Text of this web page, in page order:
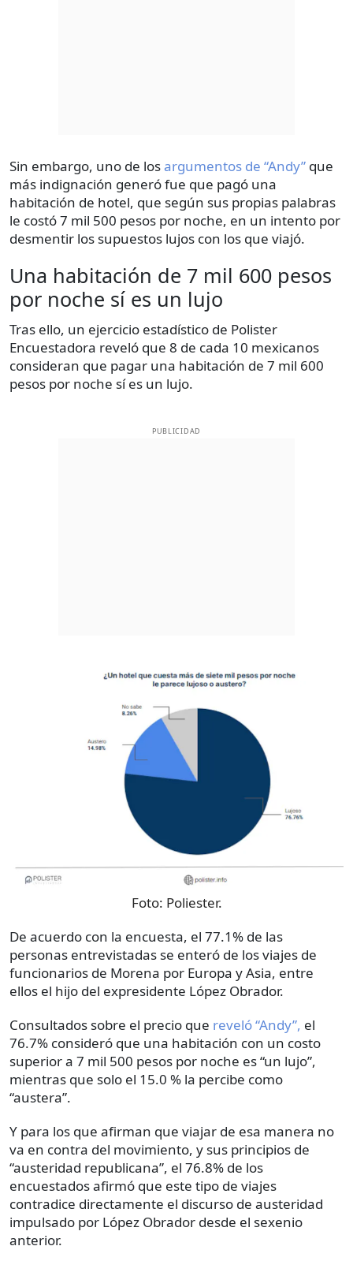
Sin embargo, uno de losargumentos de “Andy” que
más indignación generó fue que pagó una
habitación de hotel, que según sus propias palabras
le costó 7 mil 500 pesos por noche, en un intento por
desmentir los supuestos lujos con los que viajó.
Una habitación de 7 mil 600 pesos
por noche sí es un lujo
Tras ello, un ejercicio estadístico de Polister
Encuestadora reveló que 8 de cada 10 mexicanos
consideran que pagar una habitación de 7 mil 600
pesos por noche sí es un lujo.
PUBLICIDAD
Foto: Poliester.
De acuerdo con la encuesta, el 77.1% de las
personas entrevistadas se enteró de los viajes de
funcionarios de Morena por Europa y Asia, entre
ellos el hijo del expresidente López Obrador.
Consultados sobre el precio que reveló “Andy”, el
76.7% consideró que una habitación con un costo
superior a 7 mil 500 pesos por noche es “un lujo”,
mientras que solo el 15.0 % la percibe como
“austera”.
Y para los que afirman que viajar de esa manera no
va en contra del movimiento, y sus principios de
“austeridad republicana”, el 76.8% de los
encuestados afirmó que este tipo de viajes
contradice directamente el discurso de austeridad
impulsado por López Obrador desde el sexenio
anterior.